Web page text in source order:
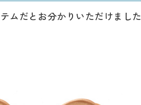
ムだとお分かりいただけました